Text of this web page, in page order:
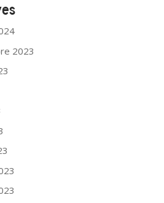
2023